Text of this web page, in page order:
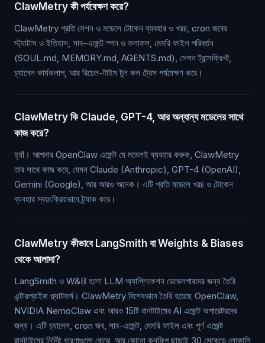
ClawMetry কী পর্যবেক্ষণ করে?
ClawMetry প্রতি সেশন ও মডেলে টোকেন ব্যবহার ও খরচ, cron জবের
স্ট্যাটাস ও ইতিহাস, সাব-এজেন্ট স্পন ও ফলাফল, মেমরি ফাইল পরিবর্তন
(SOUL.md, MEMORY.md, AGENTS.md), সেশন ট্রান্সক্রিপ্ট,
চ্যানেল কার্যকলাপ, আর রিয়েল-টাইম টুল কল ট্রেস পর্যবেক্ষণ করে।
ClawMetry কি Claude, GPT-4, আর অন্যান্য মডেলের সাথে
কাজ করে?
হ্যাঁ। আপনার OpenClaw এজেন্ট যে মডেলই ব্যবহার করুক, ClawMetry
তার সাথে কাজ করে, যেমন Claude (Anthropic), GPT-4 (OpenAI),
Gemini (Google), আর আরও অনেক। এটি প্রতি মডেলে খরচ ও টোকেন
ব্যবহার স্বয়ংক্রিয়ভাবে ট্র্যাক করে।
ClawMetry কীভাবে LangSmith বা Weights & Biases
থেকে আলাদা?
LangSmith ও W&B হলো LLM অ্যাপ্লিকেশন ডেভেলপারদের জন্য তৈরি
এন্টারপ্রাইজ প্ল্যাটফর্ম। ClawMetry বিশেষভাবে তৈরি হয়েছে OpenClaw,
NVIDIA NemoClaw এবং আরও 15টি রানটাইমের AI এজেন্ট অপারেটরদের
জন্য। এটি চ্যানেল, cron জব, সাব-এজেন্ট, মেমরি ফাইল এবং পূর্ণ এজেন্ট
রানটাইমের নির্দিষ্ট ধারণাগুলো বোঝে, আর কোনো কনফিগ ছাড়াই 30 সেকেন্ডে লোকালি